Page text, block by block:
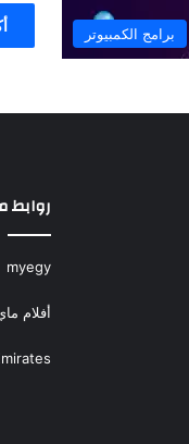
برامج الكمبيوتر
روابط
myegy
أفلام